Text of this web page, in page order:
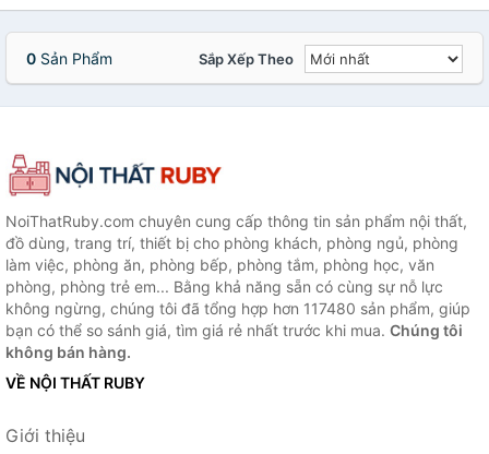
0 Sản Phẩm Sắp Xếp Theo
NoiThatRuby.com chuyên cung cấp thông tin sản phẩm nội thất,
đồ dùng, trang trí, thiết bị cho phòng khách, phòng ngủ, phòng
làm việc, phòng ăn, phòng bếp, phòng tắm, phòng học, văn
phòng, phòng trẻ em... Bằng khả năng sẵn có cùng sự nỗ lực
không ngừng, chúng tôi đã tổng hợp hơn 117480 sản phẩm, giúp
bạn có thể so sánh giá, tìm giá rẻ nhất trước khi mua. Chúng tôi
không bán hàng.
VỀ NỘI THẤT RUBY
Giới thiệu